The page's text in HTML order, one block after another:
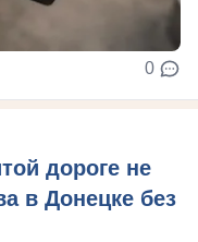
0
дороге не
в Донецке без